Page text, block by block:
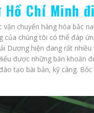
Chí Minh
chuyển hàng hóa bắc
của chúng tôi có thể đáp
Dương hiện đang rất
được những băn khoăn
tạo bài bản, kỹ càng.